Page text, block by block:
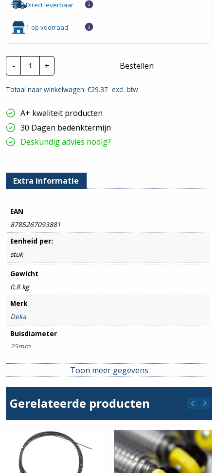
Direct leverbaar
1 op voorraad
-
Deka
buigveer
|
-
|
BM258
hoeveelheid
+ Bestellen
Totaal naar winkelwagen: €29.37excl. btw
A+ kwaliteit producten
30 Dagen bedenktermijn
Deskundig advies nodig?
Extra informatie
EAN
8785267093881
Eenheid per:
stuk
Gewicht
0,8 kg
Merk
Deka
Buisdiameter
25mm
Toon meer gegevens
Gerelateerde producten